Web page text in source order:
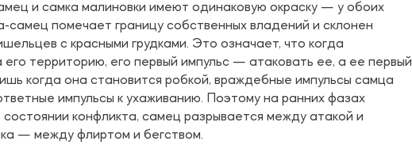
и самка малиновки имеют одинаковую окраску — у обоих
самец помечает границу собственных владений и склонен
с красными грудками. Это означает, что когда
территорию, его первый импульс — атаковать ее, а ее первый
когда она становится робкой, враждебные импульсы самца
импульсы к ухаживанию. Поэтому на ранних фазах
конфликта, самец разрывается между атакой и
— между флиртом и бегством.